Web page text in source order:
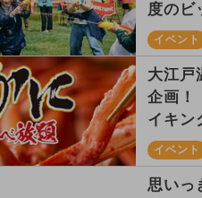
度のビ
イベント
大江戸
企画！
イキン
イベント
思いっ